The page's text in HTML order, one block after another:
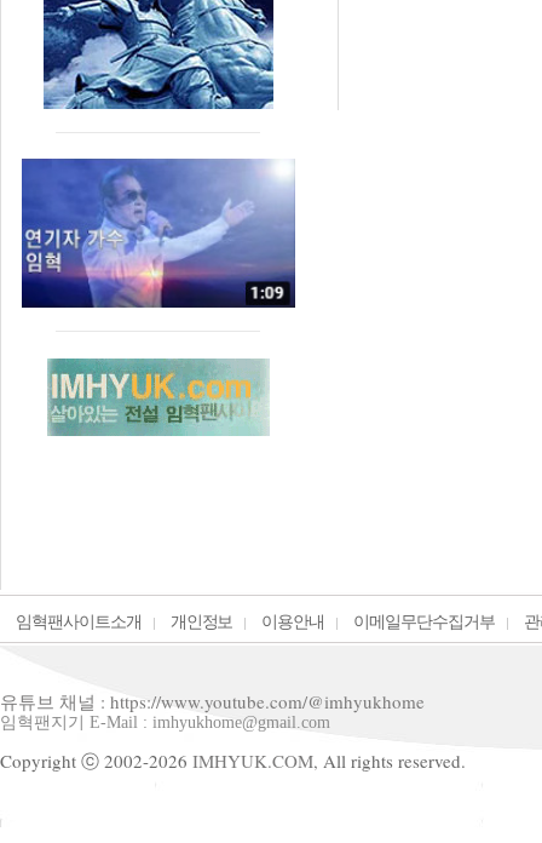
임혁팬사이트소개 개인정보 이용안내 이메일무단수집거부
유튜브 채널 : https://www.youtube.com/@imhyukhome
임혁팬지기 E-Mail : imhyukhome@gmail.com
Copyright ⓒ 2002-2026 IMHYUK.COM, All rights reserved.